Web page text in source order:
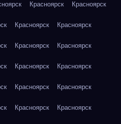
Красноярск Красноярск
Красноярск Красноярск
Красноярск Красноярск
Красноярск Красноярск
Красноярск Красноярск
Красноярск Красноярск